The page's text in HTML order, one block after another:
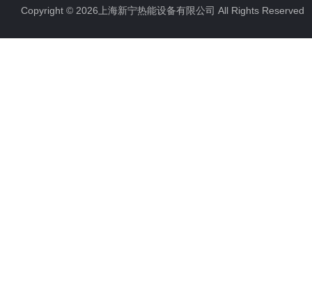
Copyright © 2026上海新宁热能设备有限公司 All Rights